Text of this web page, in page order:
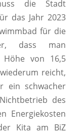
die Stadt
das Jahr 2023
für die
dass man
Höhe von 16,5
reicht,
ein schwacher
des
Energiekosten
Kita am BiZ